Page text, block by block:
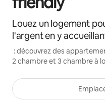
Louez un logement
l'argent en y
: découvrez des
2 chambre et 3 chambre à